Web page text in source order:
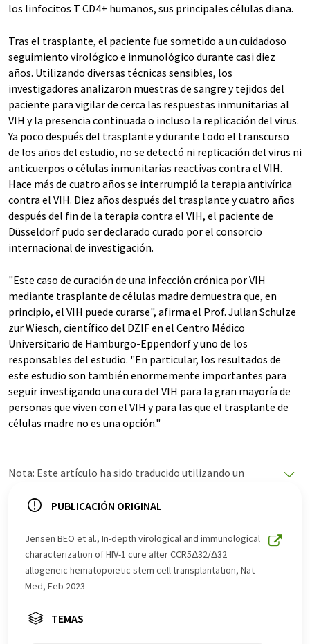
los linfocitos T CD4+ humanos, sus principales células diana.
Tras el trasplante, el paciente fue sometido a un cuidadoso
seguimiento virológico e inmunológico durante casi diez
años. Utilizando diversas técnicas sensibles, los
investigadores analizaron muestras de sangre y tejidos del
paciente para vigilar de cerca las respuestas inmunitarias al
VIH y la presencia continuada o incluso la replicación del virus.
Ya poco después del trasplante y durante todo el transcurso
de los años del estudio, no se detectó ni replicación del virus ni
anticuerpos o células inmunitarias reactivas contra el VIH.
Hace más de cuatro años se interrumpió la terapia antivírica
contra el VIH. Diez años después del trasplante y cuatro años
después del fin de la terapia contra el VIH, el paciente de
Düsseldorf pudo ser declarado curado por el consorcio
internacional de investigación.
"Este caso de curación de una infección crónica por VIH
mediante trasplante de células madre demuestra que, en
principio, el VIH puede curarse", afirma el Prof. Julian Schulze
zur Wiesch, científico del DZIF en el Centro Médico
Universitario de Hamburgo-Eppendorf y uno de los
responsables del estudio. "En particular, los resultados de
este estudio son también enormemente importantes para
seguir investigando una cura del VIH para la gran mayoría de
personas que viven con el VIH y para las que el trasplante de
células madre no es una opción."
Nota: Este artículo ha sido traducido utilizando un
ofrece estas traducciones automáticas para presentar
este artículo ha sido traducido con traducción
automática, es posible que contenga errores de
vocabulario, sintaxis o gramática. El artículo original en
Inglés se puede encontrar
PUBLICACIÓN ORIGINAL
Jensen BEO et al., In-depth virological and immunological
characterization of HIV-1 cure after CCR5Δ32/Δ32
allogeneic hematopoietic stem cell transplantation, Nat
Med, Feb 2023
TEMAS